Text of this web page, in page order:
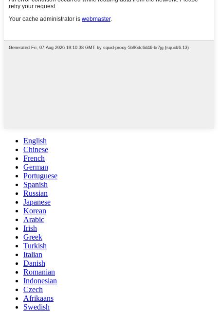
English
Chinese
French
German
Portuguese
Spanish
Russian
Japanese
Korean
Arabic
Irish
Greek
Turkish
Italian
Danish
Romanian
Indonesian
Czech
Afrikaans
Swedish